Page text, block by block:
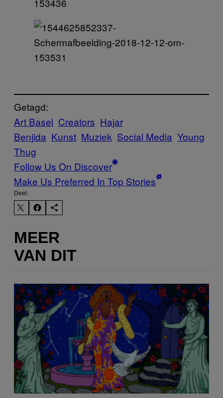
Getagd:
Art Basel Creators Hajar
Benjida Kunst Muziek Social Media Young
Thug
Follow Us On Discover
Make Us Preferred In Top Stories
Deel:
MEER
VAN DIT